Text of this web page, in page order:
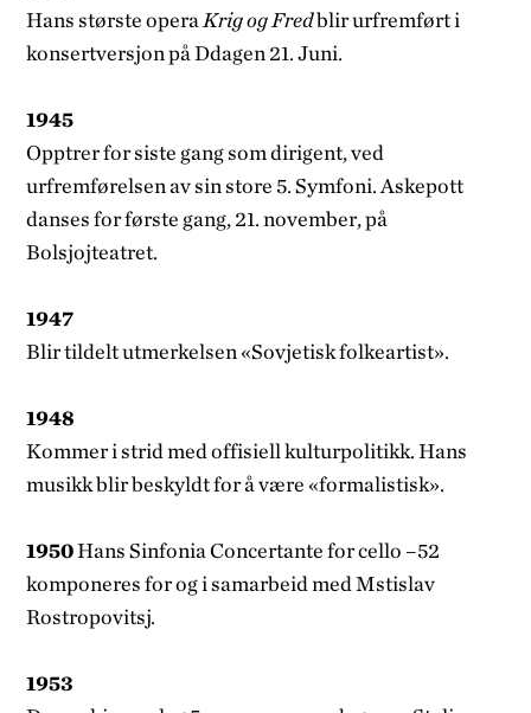
Hans største opera Krig og Fredblir urfremført i
konsertversjon på D­dagen 21. Juni.
1945
Opptrer for siste gang som dirigent, ved
urfremførelsen av sin store 5. Symfoni. Askepott
danses for første gang, 21. novem­ber, på
Bolsjojteatret.
1947
Blir tildelt utmerkelsen «Sovjetisk folkeartist».
1948
Kommer i strid med offisiell kultur­politikk. Hans
musikk blir beskyldt for å være «formalistisk».
1950Hans Sinfonia Concertante for cello –52
komponeres for og i samarbeid med Mstislav
Rostropovitsj.
1953